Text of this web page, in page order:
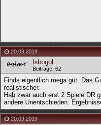
20.09.2019
Isbogol
Beiträge: 62
Finds eigentlich mega gut. Das
realistischer.
Hab zwar auch erst 2 Spiele DR
andere Unentschieden.
20.09.2019